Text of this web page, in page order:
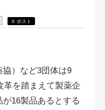
X ポスト
）など3団体は9
革を踏まえて製薬企
16製品あるとする